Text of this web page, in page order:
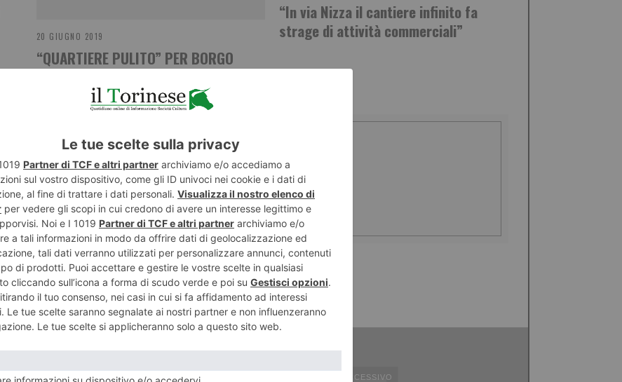
20 GIUGNO 2019
“QUARTIERE PULITO” PER BORGO
“In via Nizza il cantiere infinito fa
strage di attività commerciali”
POST RECENTI
ARTICOLO SUCCESSIVO